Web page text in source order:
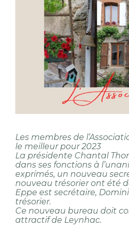
Les membres de
le meilleur pour 2023
La présidente Chantal
dans ses fonctions à
exprimés, un nouveau
nouveau trésorier ont été
Eppe est secrétaire,
trésorier.
Ce nouveau bureau doit
attractif de Leynhac.